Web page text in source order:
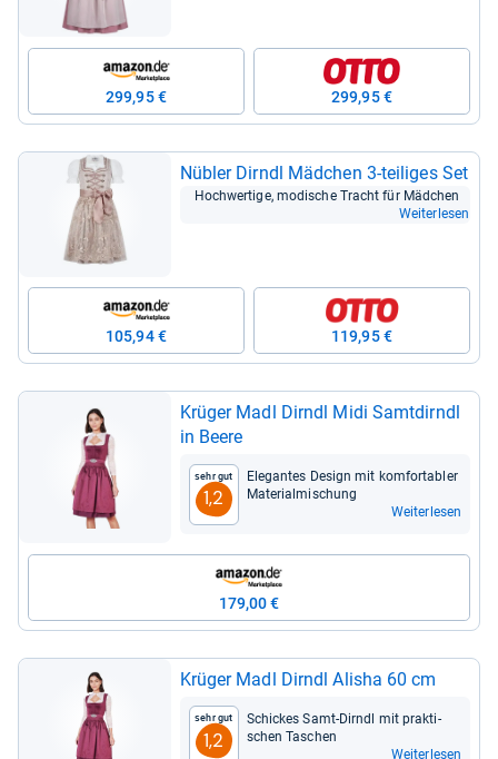
299,95 € 299,95 €
Nüb­ler Dirndl Mäd­chen 3-​tei­li­ges Set
Hoch­wer­tige, modi­sche Tracht für Mäd­chen
Weiterlesen
105,94 € 119,95 €
Krü­ger Madl Dirndl Midi Samt­dirndl
in Beere
Sehr gut
1,2
Ele­gan­tes Design mit kom­for­ta­bler
Mate­rial­mi­schung
Weiterlesen
179,00 €
Krü­ger Madl Dirndl Alisha 60 cm
Sehr gut
1,2
Schickes Samt-​Dirndl mit prak­ti­
schen Taschen
Weiterlesen